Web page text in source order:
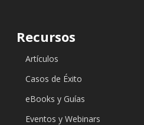
Recursos
Artículos
Casos de Éxito
eBooks y Guías
Eventos y Webinars